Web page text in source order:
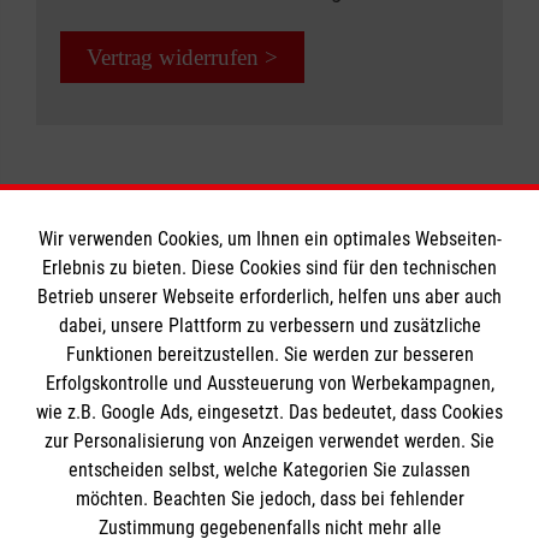
Eltern, Großeltern, Babysitter,
Jugendgruppenleiter etc.
Jetzt Kurs buchen: Erste Hilfe bei
Kindernotfällen
Vergiftungen und Knochenbrüchen
Maßnahmen bei Bewusstlosigkeit und
Atemstörungen
Erzieherinnen und Erzieher, Betreuerinnen und
Betreuer, Personen, die beruflich mit Kindern
zu tun haben
Kursdauer:
9 Unterrichtseinheiten à 45 Minuten
Jetzt Kurs buchen: Erste-Hilfe in
Bildungseinrichtungen
Vertrag widerrufen >
Informationen
Impressum
Datenschutz
Barrierefreiheit
Kontakt
Die Malteser
Malteser in Deutschland
Wir verwenden Cookies, um Ihnen ein optimales Webseiten-
Erlebnis zu bieten. Diese Cookies sind für den technischen
Betrieb unserer Webseite erforderlich, helfen uns aber auch
dabei, unsere Plattform zu verbessern und zusätzliche
Funktionen bereitzustellen. Sie werden zur besseren
Erfolgskontrolle und Aussteuerung von Werbekampagnen,
wie z.B. Google Ads, eingesetzt. Das bedeutet, dass Cookies
zur Personalisierung von Anzeigen verwendet werden. Sie
entscheiden selbst, welche Kategorien Sie zulassen
möchten. Beachten Sie jedoch, dass bei fehlender
Zustimmung gegebenenfalls nicht mehr alle